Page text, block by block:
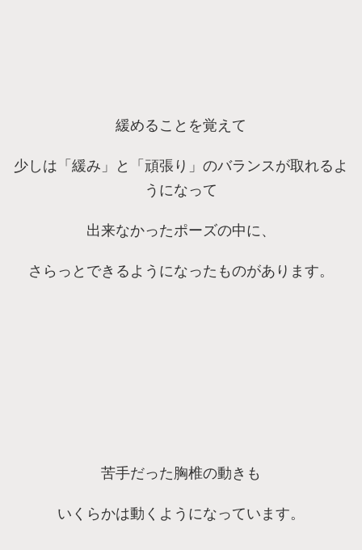
緩めることを覚えて
少しは「緩み」と「頑張り」のバランスが取れるよ
うになって
出来なかったポーズの中に、
さらっとできるようになったものがあります。
苦手だった胸椎の動きも
いくらかは動くようになっています。